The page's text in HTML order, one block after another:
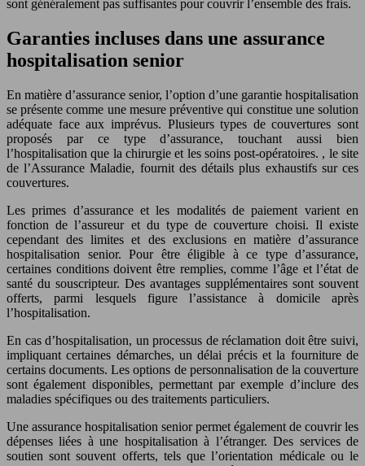
sont généralement pas suffisantes pour couvrir l’ensemble des frais.
Garanties incluses dans une assurance
hospitalisation senior
En matière d’assurance senior, l’option d’une garantie hospitalisation
se présente comme une mesure préventive qui constitue une solution
adéquate face aux imprévus. Plusieurs types de couvertures sont
proposés par ce type d’assurance, touchant aussi bien
l’hospitalisation que la chirurgie et les soins post-opératoires. , le site
de l’Assurance Maladie, fournit des détails plus exhaustifs sur ces
couvertures.
Les primes d’assurance et les modalités de paiement varient en
fonction de l’assureur et du type de couverture choisi. Il existe
cependant des limites et des exclusions en matière d’assurance
hospitalisation senior. Pour être éligible à ce type d’assurance,
certaines conditions doivent être remplies, comme l’âge et l’état de
santé du souscripteur. Des avantages supplémentaires sont souvent
offerts, parmi lesquels figure l’assistance à domicile après
l’hospitalisation.
En cas d’hospitalisation, un processus de réclamation doit être suivi,
impliquant certaines démarches, un délai précis et la fourniture de
certains documents. Les options de personnalisation de la couverture
sont également disponibles, permettant par exemple d’inclure des
maladies spécifiques ou des traitements particuliers.
Une assurance hospitalisation senior permet également de couvrir les
dépenses liées à une hospitalisation à l’étranger. Des services de
soutien sont souvent offerts, tels que l’orientation médicale ou le